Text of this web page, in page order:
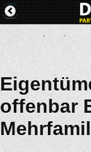
offenbar